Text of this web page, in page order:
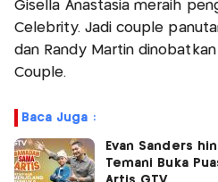
Gisella Anastasia meraih
Celebrity. Jadi couple
dan Randy Martin
Couple.
Baca Juga :
Evan Sanders
Temani Buka